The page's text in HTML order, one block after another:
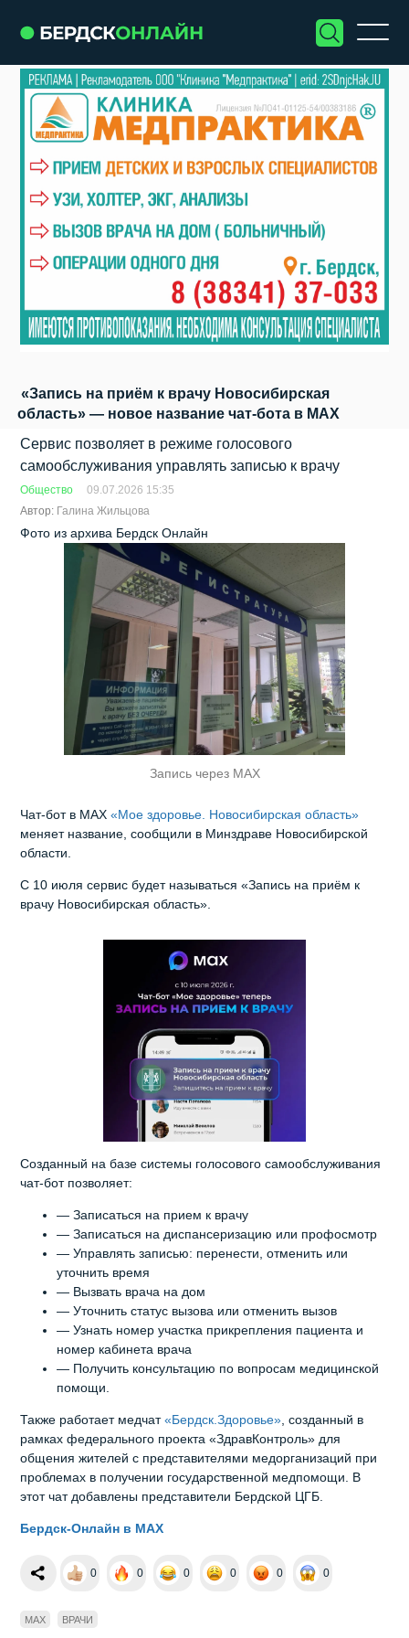
«Запись на приём к врачу Новосибирская
область» — новое название чат-бота в MAX
Сервис позволяет в режиме голосового
самообслуживания управлять записью к врачу
Общество
09.07.2026 15:35
Автор: Галина Жильцова
Фото из архива Бердск Онлайн
Запись через MAX
Чат‑бот в МАХ«Мое здоровье. Новосибирская область»
меняет название, сообщили в Минздраве Новосибирской
области.
С 10 июля сервис будет называться «Запись на приём к
врачу Новосибирская область».
Созданный на базе системы голосового самообслуживания
чат-бот позволяет:
— Записаться на прием к врачу
— Записаться на диспансеризацию или профосмотр
— Управлять записью: перенести, отменить или
уточнить время
— Вызвать врача на дом
— Уточнить статус вызова или отменить вызов
— Узнать номер участка прикрепления пациента и
номер кабинета врача
— Получить консультацию по вопросам медицинской
помощи.
Также работает медчат«Бердск.Здоровье», созданный в
рамках федерального проекта «ЗдравКонтроль» для
общения жителей с представителями медорганизаций при
проблемах в получении государственной медпомощи. В
этот чат добавлены представители Бердской ЦГБ.
Бердск-Онлайн в MAX
0 0 0 0 0 0
MAX ВРАЧИ